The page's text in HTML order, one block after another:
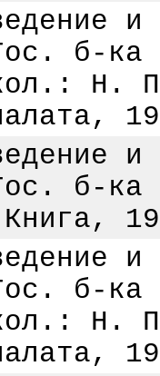
б-
Н.
б-
б-
Н.